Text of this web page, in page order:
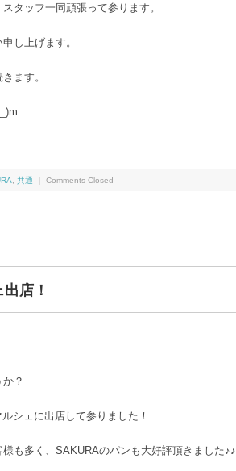
タッフ一同頑張って参ります。
し上げます。
ます。
共通 Comments Closed
店！
？
シェに出店して参りました！
も多く、SAKURAのパンも大好評頂きました♪♪